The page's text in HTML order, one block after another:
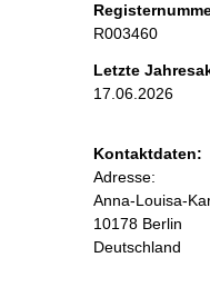
i
t
e
n
i
R003460
Letzte
17.06.2026
Kontaktdaten:
Adresse:
Anna-Louisa-
10178 Berlin
Deutschland